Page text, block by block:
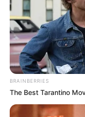
CIERRES VIALES
NOTICIAS DEL
MANTÉNGASE
favor,
BRAINBERRIES
The Best Tarantino